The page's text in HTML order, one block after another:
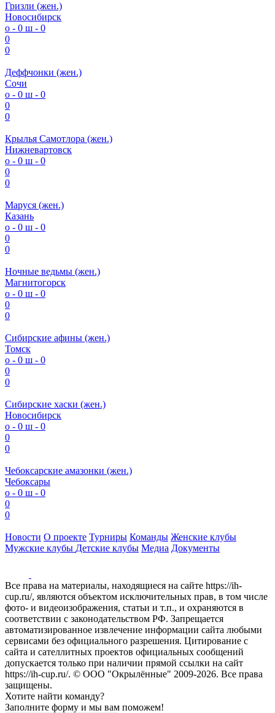
Гризли (жен.)
Новосибирск
о - 0 ш - 0
0
0
Деффчонки (жен.)
Сочи
о - 0 ш - 0
0
0
Крылья Самотлора (жен.)
Нижневартовск
о - 0 ш - 0
0
0
Маруся (жен.)
Казань
о - 0 ш - 0
0
0
Ночные ведьмы (жен.)
Магнитогорск
о - 0 ш - 0
0
0
Сибирские афины (жен.)
Томск
о - 0 ш - 0
0
0
Сибирские хаски (жен.)
Новосибирск
о - 0 ш - 0
0
0
Чебоксарские амазонки (жен.)
Чебоксары
о - 0 ш - 0
0
0
Новости О проекте Турниры Команды Женские клубы
Мужские клубы Детские клубы Медиа Документы
Все права на материалы, находящиеся на сайте https://ih-
cup.ru/, являются объектом исключительных прав, в том числе
фото- и видеоизображения, статьи и т.п., и охраняются в
соответствии с законодательством РФ. Запрещается
автоматизированное извлечение информации сайта любыми
сервисами без официального разрешения. Цитирование с
сайта и сателлитных проектов официальных сообщений
допускается только при наличии прямой ссылки на сайт
https://ih-cup.ru/. © ООО "Окрылённые" 2009-2026. Все права
защищены.
Хотите найти команду?
Заполните форму и мы вам поможем!